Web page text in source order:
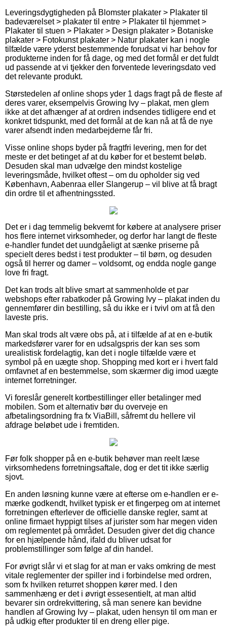
Leveringsdygtigheden på Blomster plakater > Plakater til
badeværelset > plakater til entre > Plakater til hjemmet >
Plakater til stuen > Plakater > Design plakater > Botaniske
plakater > Fotokunst plakater > Natur plakater kan i nogle
tilfælde være yderst bestemmende forudsat vi har behov for
produkterne inden for få dage, og med det formål er det fuldt
ud passende at vi tjekker den forventede leveringsdato ved
det relevante produkt.
Størstedelen af online shops yder 1 dags fragt på de fleste af
deres varer, eksempelvis Growing Ivy – plakat, men glem
ikke at det afhænger af at ordren indsendes tidligere end et
konkret tidspunkt, med det formål at de kan nå at få de nye
varer afsendt inden medarbejderne får fri.
Visse online shops byder på fragtfri levering, men for det
meste er det betinget af at du køber for et bestemt beløb.
Desuden skal man udvælge den mindst kostelige
leveringsmåde, hvilket oftest – om du opholder sig ved
København, Aabenraa eller Slangerup – vil blive at få bragt
din ordre til et afhentningssted.
Det er i dag temmelig bekvemt for købere at analysere priser
hos flere internet virksomheder, og derfor har langt de fleste
e-handler fundet det uundgåeligt at sænke priserne på
specielt deres bedst i test produkter – til børn, og desuden
også til herrer og damer – voldsomt, og endda nogle gange
love fri fragt.
Det kan trods alt blive smart at sammenholde et par
webshops efter rabatkoder på Growing Ivy – plakat inden du
gennemfører din bestilling, så du ikke er i tvivl om at få den
laveste pris.
Man skal trods alt være obs på, at i tilfælde af at en e-butik
markedsfører varer for en udsalgspris der kan ses som
urealistisk fordelagtig, kan det i nogle tilfælde være et
symbol på en uægte shop. Shopping med kort er i hvert fald
omfavnet af en bestemmelse, som skærmer dig imod uægte
internet forretninger.
Vi foreslår generelt kortbestillinger eller betalinger med
mobilen. Som et alternativ bør du overveje en
afbetalingsordning fra fx ViaBill, såfremt du hellere vil
afdrage beløbet ude i fremtiden.
Før folk shopper på en e-butik behøver man reelt læse
virksomhedens forretningsaftale, dog er det tit ikke særlig
sjovt.
En anden løsning kunne være at efterse om e-handlen er e-
mærke godkendt, hvilket typisk er et fingerpeg om at internet
forretningen efterlever de officielle danske regler, samt at
online firmaet hyppigt tilses af jurister som har megen viden
om reglementet på området. Desuden giver det dig chance
for en hjælpende hånd, ifald du bliver udsat for
problemstillinger som følge af din handel.
For øvrigt slår vi et slag for at man er vaks omkring de mest
vitale reglementer der spiller ind i forbindelse med ordren,
som fx hvilken returret shoppen kører med. I den
sammenhæng er det i øvrigt essesentielt, at man altid
bevarer sin ordrekvittering, så man senere kan bevidne
handlen af Growing Ivy – plakat, uden hensyn til om man er
på udkig efter produkter til en dreng eller pige.